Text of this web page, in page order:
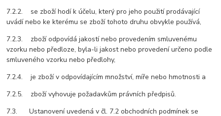
7.2.2. se zboží hodí k účelu, který pro jeho použití prodávající
uvádí nebo ke kterému se zboží tohoto druhu obvykle používá,
7.2.3. zboží odpovídá jakostí nebo provedením smluvenému
vzorku nebo předloze, byla-li jakost nebo provedení určeno podle
smluveného vzorku nebo předlohy,
7.2.4. je zboží v odpovídajícím množství, míře nebo hmotnosti a
7.2.5. zboží vyhovuje požadavkům právních předpisů.
7.3. Ustanovení uvedená v čl. 7.2 obchodních podmínek se